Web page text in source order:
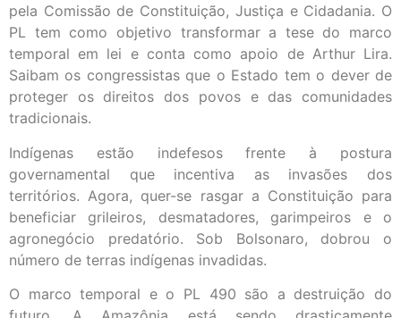
pela Comissão de Constituição, Justiça e Cidadania. O
PL tem como objetivo transformar a tese do marco
temporal em lei e conta como apoio de Arthur Lira.
Saibam os congressistas que o Estado tem o dever de
proteger os direitos dos povos e das comunidades
tradicionais.
Indígenas estão indefesos frente à postura
governamental que incentiva as invasões dos
territórios. Agora, quer-se rasgar a Constituição para
beneficiar grileiros, desmatadores, garimpeiros e o
agronegócio predatório. Sob Bolsonaro, dobrou o
número de terras indígenas invadidas.
O marco temporal e o PL 490 são a destruição do